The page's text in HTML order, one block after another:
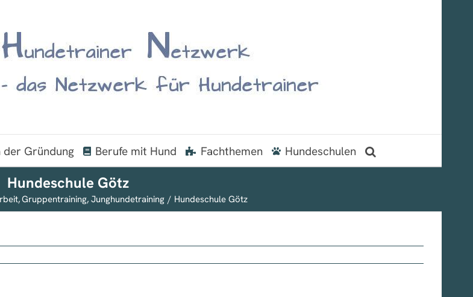
der Gründung Berufe mit Hund Fachthemen Hundeschulen
Hundeschule Götz
Gruppentraining Junghundetraining Hundeschule Götz